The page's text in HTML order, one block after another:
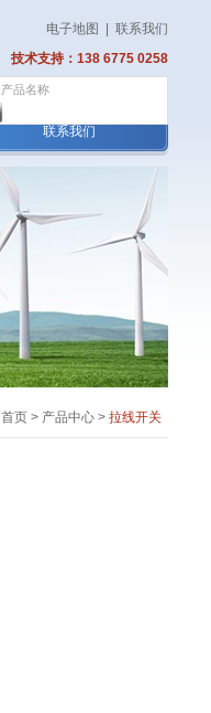
电子地图
联系我们
技术支持：138 6775 0258
联系我们
首页 > 产品中心 > 拉线开关